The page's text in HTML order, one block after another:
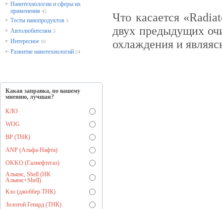
* Нанотехнологии и сферы их
применения 42
* Тесты нанопродуктов 3
* Автолюбителям 3
* Интересное 10
* Развитие нанотехнологий 24
Какая заправка, по вашему
мнению, лучшая?
КЛО
WOG
BP (ТНК)
ANP (Альфа-Нафта)
OKKO (Галнефтегаз)
Альянс, Shell (НК
Альянс+Shell)
Кло (джоббер ТНК)
Золотой Гепард (ТНК)
Что касается
двух предыдущих
охлаждения и